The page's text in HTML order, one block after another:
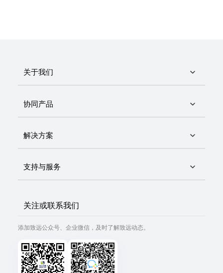
关于我们
协同产品
解决方案
支持与服务
关注或联系我们
添加致远公众号、企业微信，及时了解致远动态。